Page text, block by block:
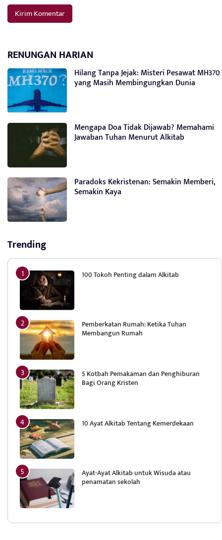
RENUNGAN HARIAN
Hilang Tanpa Jejak: Misteri Pesawat MH370
yang Masih Membingungkan Dunia
Mengapa Doa Tidak Dijawab? Memahami
Jawaban Tuhan Menurut Alkitab
Paradoks Kekristenan: Semakin Memberi,
Semakin Kaya
Trending
100 Tokoh Penting dalam Alkitab
Pemberkatan Rumah: Ketika Tuhan
Membangun Rumah
5 Kotbah Pemakaman dan Penghiburan
Bagi Orang Kristen
10 Ayat Alkitab Tentang Kemerdekaan
Ayat-Ayat Alkitab untuk Wisuda atau
penamatan sekolah